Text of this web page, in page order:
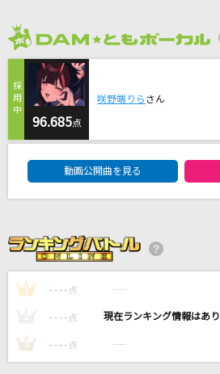
K
おやすみ泣き声、さよなら歌姫
クリープハイプ
マーブル
[生音]お岩木山
三山ひろし
96.685点
咲野端りら さん
動画公開曲を見る
1 ---- 点 ----
---- 点 ----
3 ---- 点 ----